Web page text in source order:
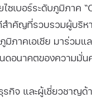
เบอร์ระดับภูมิภาค
สำคัญที่รวบรวมผู้บริ
มิภาคเอเชีย มาร่วม
ดอนาคตของความมั่
กิจ และผู้เชี่ยวชาญ